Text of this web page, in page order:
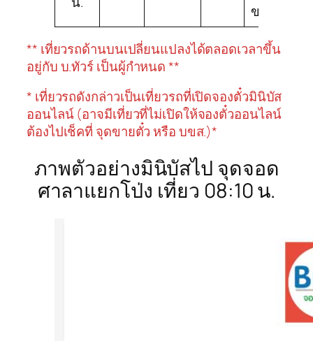
ขนส่ง789
** เที่ยวรถด้านบนเปลี่ยนแปลงได้ตลอดเวลาขึ้น
อยู่กับ บ.ทัวร์ เป็นผู้กำหนด **
* เที่ยวรถดังกล่าวเป็นเที่ยวรถที่เปิดจองตั๋วมินิบัส
ออนไลน์ (อาจมีเที่ยวที่ไม่เปิดให้จองตั๋วออนไลน์
ต้องไปเช็คที่ จุดขายตั๋ว หรือ บขส.)*
ภาพตัวอย่างมินิบัสไป จุดจอด
ศาลาแยกโป่ง เที่ยว 08:10 น.